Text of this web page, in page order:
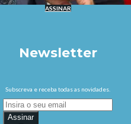
ASSINAR
Newsletter
Subscreva e receba todas as novidades.
Assinar